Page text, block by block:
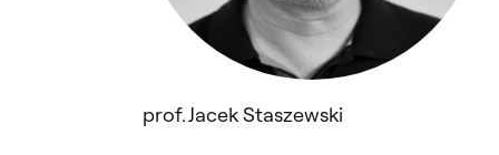
prof. Jacek Staszewski